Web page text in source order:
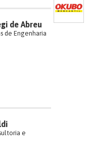
de Abreu
de Engenharia
e